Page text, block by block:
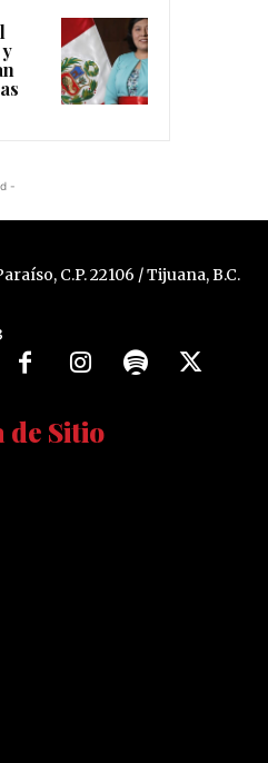
-
C.P. 22106 / Tijuana, B.C.
de Sitio